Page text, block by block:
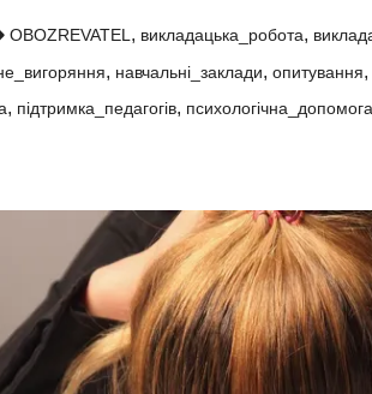
OBOZREVATEL , викладацька_робота,
, навчальні_заклади, опитування,
, підтримка_педагогів, психологічна_допомога